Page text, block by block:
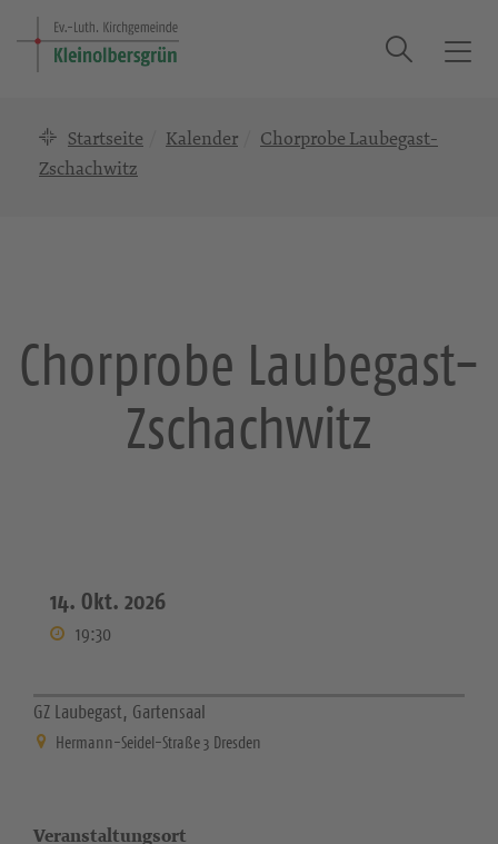
T
a
t
Suche
Startseite Kalender
Chorprobe Laubegast-
Zschachwitz
Chorprobe Laubegast-
Zschachwitz
14. Okt. 2026
19:30
GZ Laubegast, Gartensaal
Hermann-Seidel-Straße 3 Dresden
Veranstaltungsort